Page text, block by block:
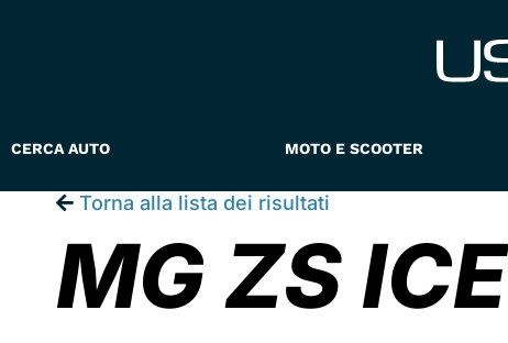
CERCA AUTO MOTO E SCOOTER
Torna alla lista dei risultati
MG ZS ICE